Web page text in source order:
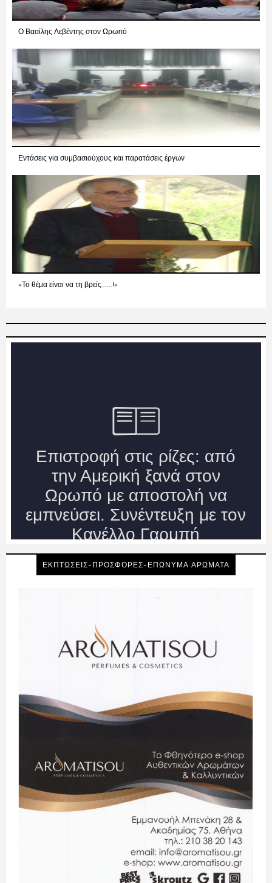
Ο Βασίλης Λεβέντης στον Ωρωπό
Εντάσεις για συμβασιούχους και παρατάσεις έργων
«Το θέμα είναι να τη βρείς......!»
ΕΚΠΤΩΣΕΙΣ-ΠΡΟΣΦΟΡΕΣ-ΕΠΩΝΥΜΑ ΑΡΩΜΑΤΑ